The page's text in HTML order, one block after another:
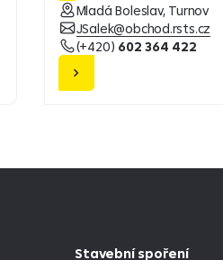
Mladá Boleslav, Turnov
JSalek@obchod.rsts.cz
(+420) 602 364 422
Stavební spoření